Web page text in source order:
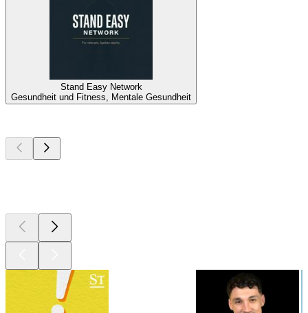
Stand Easy Network
Gesundheit und Fitness, Mentale Gesundheit